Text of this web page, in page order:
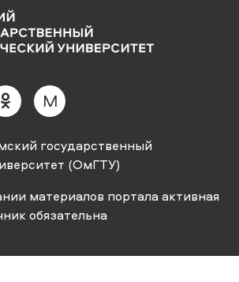
M
государственный
(ОмГТУ)
материалов портала активная
обязательна